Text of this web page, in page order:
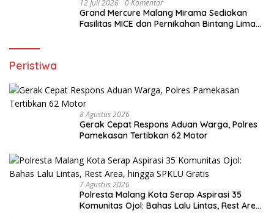
12 Juli 2026 0 Komentar
Grand Mercure Malang Mirama Sediakan
Fasilitas MICE dan Pernikahan Bintang Lima
Peristiwa
8 Agustus 2026
Gerak Cepat Respons Aduan Warga, Polres
Pamekasan Tertibkan 62 Motor
7 Agustus 2026
Polresta Malang Kota Serap Aspirasi 35
Komunitas Ojol: Bahas Lalu Lintas, Rest Area,